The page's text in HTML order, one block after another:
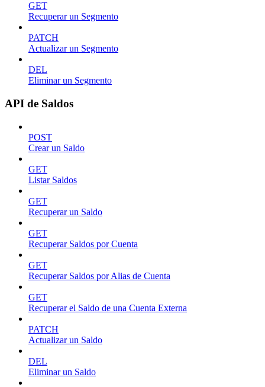
GET
Recuperar un Segmento
PATCH
Actualizar un Segmento
DEL
Eliminar un Segmento
API de Saldos
POST
Crear un Saldo
GET
Listar Saldos
GET
Recuperar un Saldo
GET
Recuperar Saldos por Cuenta
GET
Recuperar Saldos por Alias de Cuenta
GET
Recuperar el Saldo de una Cuenta Externa
PATCH
Actualizar un Saldo
DEL
Eliminar un Saldo